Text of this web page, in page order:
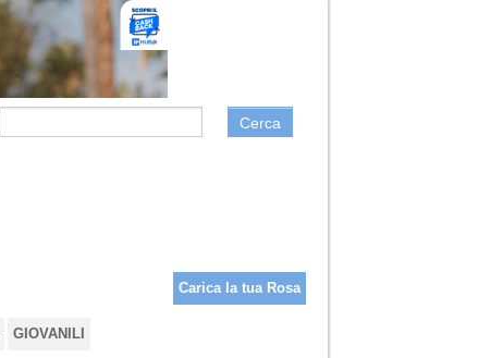
Cerca
Carica la tua Rosa
GIOVANILI